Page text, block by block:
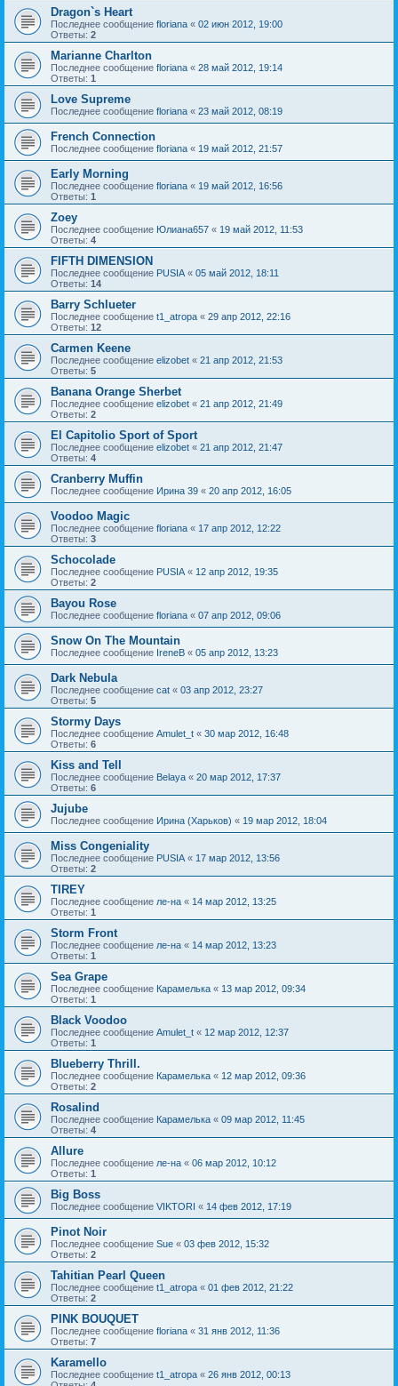
Dragon`s Heart
Последнее сообщение floriana « 02 июн 2012, 19:00
Ответы: 2
Marianne Charlton
Последнее сообщение floriana « 28 май 2012, 19:14
Ответы: 1
Love Supreme
Последнее сообщение floriana « 23 май 2012, 08:19
French Connection
Последнее сообщение floriana « 19 май 2012, 21:57
Early Morning
Последнее сообщение floriana « 19 май 2012, 16:56
Ответы: 1
Zoey
Последнее сообщение Юлиана657 « 19 май 2012, 11:53
Ответы: 4
FIFTH DIMENSION
Последнее сообщение PUSIA « 05 май 2012, 18:11
Ответы: 14
Barry Schlueter
Последнее сообщение t1_atropa « 29 апр 2012, 22:16
Ответы: 12
Carmen Keene
Последнее сообщение elizobet « 21 апр 2012, 21:53
Ответы: 5
Banana Orange Sherbet
Последнее сообщение elizobet « 21 апр 2012, 21:49
Ответы: 2
El Capitolio Sport of Sport
Последнее сообщение elizobet « 21 апр 2012, 21:47
Ответы: 4
Cranberry Muffin
Последнее сообщение Ирина 39 « 20 апр 2012, 16:05
Voodoo Magic
Последнее сообщение floriana « 17 апр 2012, 12:22
Ответы: 3
Schocolade
Последнее сообщение PUSIA « 12 апр 2012, 19:35
Ответы: 2
Bayou Rose
Последнее сообщение floriana « 07 апр 2012, 09:06
Snow On The Mountain
Последнее сообщение IreneB « 05 апр 2012, 13:23
Dark Nebula
Последнее сообщение cat « 03 апр 2012, 23:27
Ответы: 5
Stormy Days
Последнее сообщение Amulet_t « 30 мар 2012, 16:48
Ответы: 6
Kiss and Tell
Последнее сообщение Belaya « 20 мар 2012, 17:37
Ответы: 6
Jujube
Последнее сообщение Ирина (Харьков) « 19 мар 2012, 18:04
Miss Congeniality
Последнее сообщение PUSIA « 17 мар 2012, 13:56
Ответы: 2
TIREY
Последнее сообщение ле-на « 14 мар 2012, 13:25
Ответы: 1
Storm Front
Последнее сообщение ле-на « 14 мар 2012, 13:23
Ответы: 1
Sea Grape
Последнее сообщение Карамелька « 13 мар 2012, 09:34
Ответы: 1
Black Voodoo
Последнее сообщение Amulet_t « 12 мар 2012, 12:37
Ответы: 1
Blueberry Thrill.
Последнее сообщение Карамелька « 12 мар 2012, 09:36
Ответы: 2
Rosalind
Последнее сообщение Карамелька « 09 мар 2012, 11:45
Ответы: 4
Allure
Последнее сообщение ле-на « 06 мар 2012, 10:12
Ответы: 1
Big Boss
Последнее сообщение VIKTORI « 14 фев 2012, 17:19
Pinot Noir
Последнее сообщение Sue « 03 фев 2012, 15:32
Ответы: 2
Tahitian Pearl Queen
Последнее сообщение t1_atropa « 01 фев 2012, 21:22
Ответы: 2
PINK BOUQUET
Последнее сообщение floriana « 31 янв 2012, 11:36
Ответы: 7
Karamello
Последнее сообщение t1_atropa « 26 янв 2012, 00:13